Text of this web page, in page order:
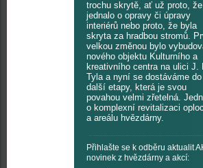
trochu skrytě, ať už proto,
jednalo o opravy či úpravy
interiérů nebo proto, že byla
skryta za hradbou stromů.
velkou změnou bylo
nového objektu Kulturního a
kreativního centra na ulici J.
Tyla a nyní se dostáváme do
další etapy, která je svou
povahou velmi zřetelná.
o komplexní revitalizaci
a areálu hvězdárny.
Přihlašte se k odběru aktualit
novinek z hvězdárny a akcí: